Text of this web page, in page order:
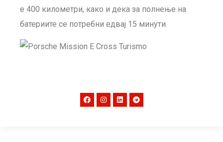
е 400 километри, како и дека за полнење на
батериите се потребни едвај 15 минути.